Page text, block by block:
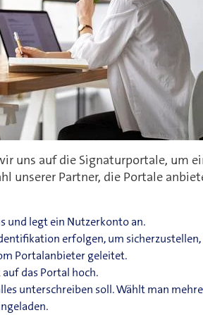
uns auf die Signaturportale, um
unserer Partner, die Portale
und legt ein Nutzerkonto an.
erfolgen, um
Portalanbieter geleitet.
das Portal hoch.
unterschreiben soll. Wählt man